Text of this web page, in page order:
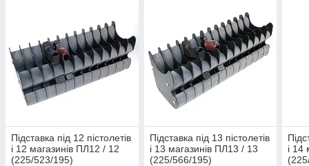
Підставка під 12 пістолетів
і 12 магазинів ПЛ12 / 12
(225/523/195)
Підставка під 13 пістолетів
і 13 магазинів ПЛ13 / 13
(225/566/195)
і 14